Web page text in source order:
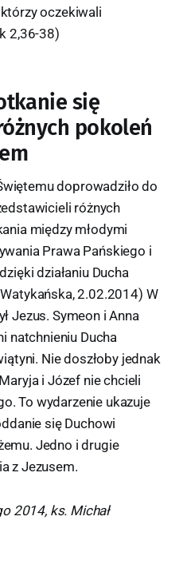
oczekiwali
2,36-38)
się
pokoleń
doprowadziło do
różnych
między młodymi
Prawa Pańskiego i
działaniu Ducha
2.02.2014) W
Jezus. Symeon i Anna
natchnieniu Ducha
Nie doszłoby jednak
i Józef nie chcieli
To wydarzenie ukazuje
się Duchowi
Jedno i drugie
z Jezusem.
2014, ks. Michał